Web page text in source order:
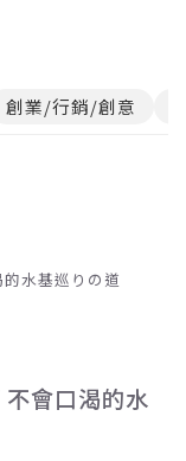
創業/行銷/創意
水基巡りの道
會口渴的水